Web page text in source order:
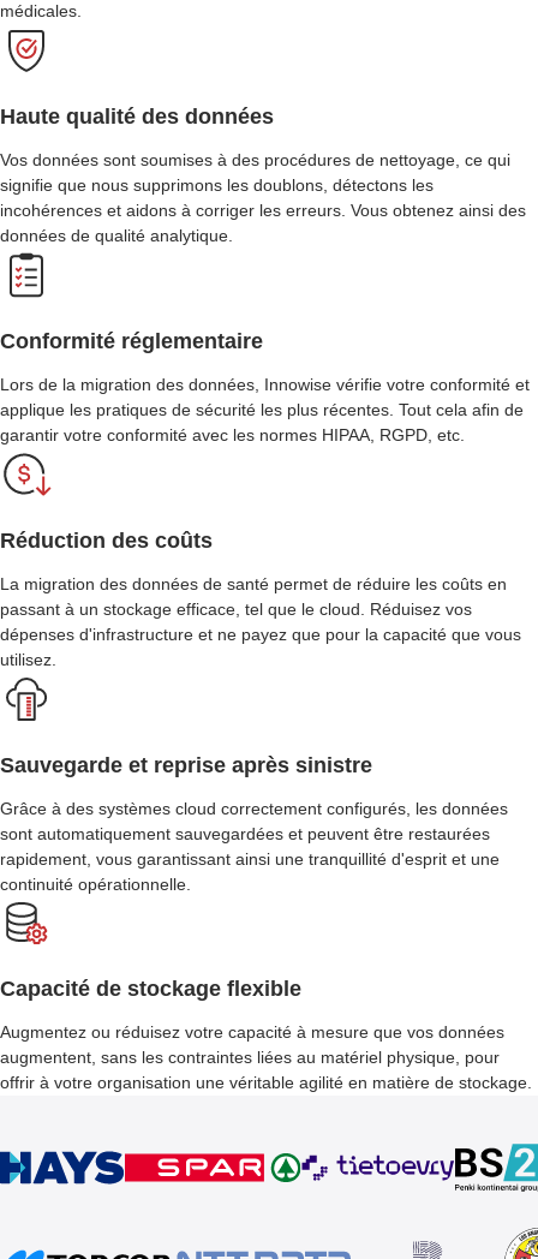
médicales.
Haute qualité des données
Vos données sont soumises à des procédures de nettoyage, ce qui
signifie que nous supprimons les doublons, détectons les
incohérences et aidons à corriger les erreurs. Vous obtenez ainsi des
données de qualité analytique.
Conformité réglementaire
Lors de la migration des données, Innowise vérifie votre conformité et
applique les pratiques de sécurité les plus récentes. Tout cela afin de
garantir votre conformité avec les normes HIPAA, RGPD, etc.
Réduction des coûts
La migration des données de santé permet de réduire les coûts en
passant à un stockage efficace, tel que le cloud. Réduisez vos
dépenses d'infrastructure et ne payez que pour la capacité que vous
utilisez.
Sauvegarde et reprise après sinistre
Grâce à des systèmes cloud correctement configurés, les données
sont automatiquement sauvegardées et peuvent être restaurées
rapidement, vous garantissant ainsi une tranquillité d'esprit et une
continuité opérationnelle.
Capacité de stockage flexible
Augmentez ou réduisez votre capacité à mesure que vos données
augmentent, sans les contraintes liées au matériel physique, pour
offrir à votre organisation une véritable agilité en matière de stockage.